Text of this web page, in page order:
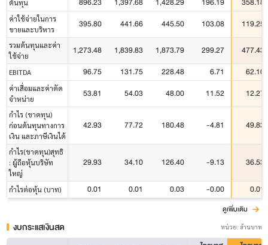
ต้นทุน
ค่าใช้จ่ายในการ
ขายและบริหาร
395.80 441.66 445.50 103.08 119.25
รวมต้นทุนและค่า
ใช้จ่าย
1,273.48 1,839.83 1,873.79 299.27 477.43
EBITDA 96.75 131.75 228.48 6.71 62.10
ค่าเสื่อมและค่าตัด
จำหน่าย
53.81 54.03 48.00 11.52 12.27
กำไร (ขาดทุน)
ก่อนต้นทุนทางการ
เงิน และภาษีเงินได้
42.93 77.72 180.48 -4.81 49.83
กำไร(ขาดทุน)สุทธิ
: ผู้ถือหุ้นบริษัท
ใหญ่
29.93 34.10 126.40 -9.13 36.53
กำไรต่อหุ้น (บาท) 0.01 0.01 0.03 -0.00 0.01
ดูเพิ่มเติม
งบกระแสเงินสด หน่วย: ล้านบาท